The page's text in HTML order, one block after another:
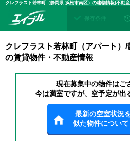
クレフラスト若林町（静岡県 浜松市南区）の建物情報|不動
保存条件
クレフラスト若林町（アパート）
の賃貸物件・不動産情報
現在募集中の物件はご
今は満室ですが、空予定が出
最新の空室状況
似た物件につい